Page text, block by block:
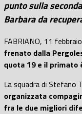
punto sulla
Barbara da
FABRIANO, 11
frenato dalla
quota 19 e il primato
La squadra di Stefano
organizzata
fra le due migliori